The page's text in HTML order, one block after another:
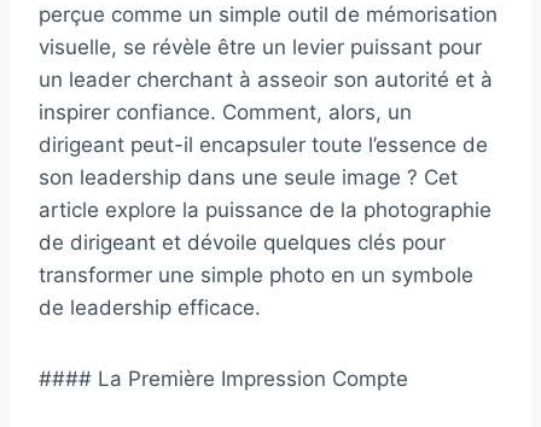
perçue comme un simple outil de mémorisation
visuelle, se révèle être un levier puissant pour
un leader cherchant à asseoir son autorité et à
inspirer confiance. Comment, alors, un
dirigeant peut-il encapsuler toute l’essence de
son leadership dans une seule image ? Cet
article explore la puissance de la photographie
de dirigeant et dévoile quelques clés pour
transformer une simple photo en un symbole
de leadership efficace.
#### La Première Impression Compte